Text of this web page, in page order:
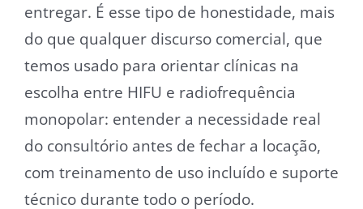
entregar. É esse tipo de honestidade, mais
do que qualquer discurso comercial, que
temos usado para orientar clínicas na
escolha entre HIFU e radiofrequência
monopolar: entender a necessidade real
do consultório antes de fechar a locação,
com treinamento de uso incluído e suporte
técnico durante todo o período.